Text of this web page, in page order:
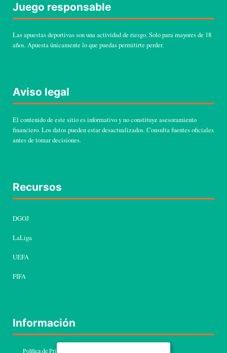
Juego responsable
Las apuestas deportivas son una actividad de riesgo. Solo para mayores de 18
años. Apuesta únicamente lo que puedas permitirte perder.
Aviso legal
El contenido de este sitio es informativo y no constituye asesoramiento
financiero. Los datos pueden estar desactualizados. Consulta fuentes oficiales
antes de tomar decisiones.
Recursos
DGOJ
LaLiga
UEFA
FIFA
Información
Política de Privacidad